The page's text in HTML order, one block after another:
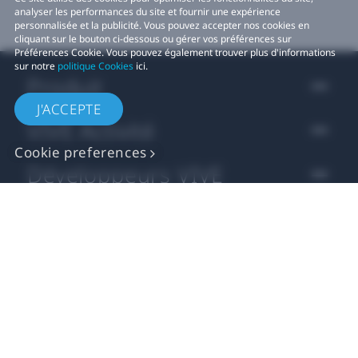
analyser les performances du site et fournir une expérience
personnalisée et la publicité. Vous pouvez accepter nos cookies en
cliquant sur le bouton ci-dessous ou gérer vos préférences sur
Préférences Cookie. Vous pouvez également trouver plus d'informations
sur notre politique Cookies ici.
J'ACCEPTE
Cookie preferences
Produit
VIVE Activité
Développeurs VIVE